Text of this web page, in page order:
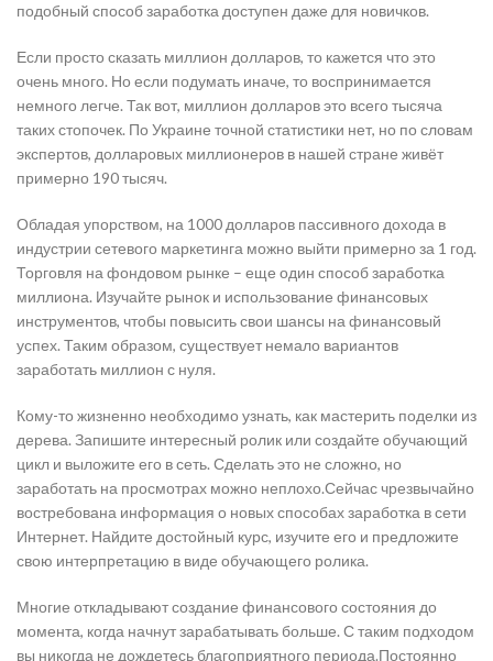
подобный способ заработка доступен даже для новичков.
Если просто сказать миллион долларов, то кажется что это
очень много. Но если подумать иначе, то воспринимается
немного легче. Так вот, миллион долларов это всего тысяча
таких стопочек. По Украине точной статистики нет, но по словам
экспертов, долларовых миллионеров в нашей стране живёт
примерно 190 тысяч.
Обладая упорством, на 1000 долларов пассивного дохода в
индустрии сетевого маркетинга можно выйти примерно за 1 год.
Торговля на фондовом рынке – еще один способ заработка
миллиона. Изучайте рынок и использование финансовых
инструментов, чтобы повысить свои шансы на финансовый
успех. Таким образом, существует немало вариантов
заработать миллион с нуля.
Кому-то жизненно необходимо узнать, как мастерить поделки из
дерева. Запишите интересный ролик или создайте обучающий
цикл и выложите его в сеть. Сделать это не сложно, но
заработать на просмотрах можно неплохо.Сейчас чрезвычайно
востребована информация о новых способах заработка в сети
Интернет. Найдите достойный курс, изучите его и предложите
свою интерпретацию в виде обучающего ролика.
Многие откладывают создание финансового состояния до
момента, когда начнут зарабатывать больше. С таким подходом
вы никогда не дождетесь благоприятного периода.Постоянно